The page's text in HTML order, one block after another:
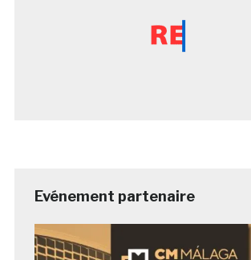
Evénement partenaire